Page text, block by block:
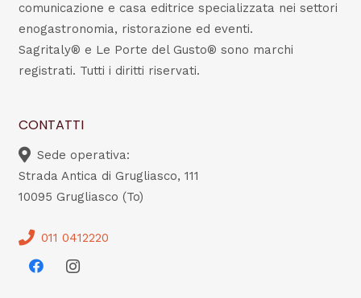
comunicazione e casa editrice specializzata nei settori
enogastronomia, ristorazione ed eventi.
Sagritaly® e Le Porte del Gusto® sono marchi
registrati. Tutti i diritti riservati.
CONTATTI
Sede operativa:
Strada Antica di Grugliasco, 111
10095 Grugliasco (To)
011 0412220